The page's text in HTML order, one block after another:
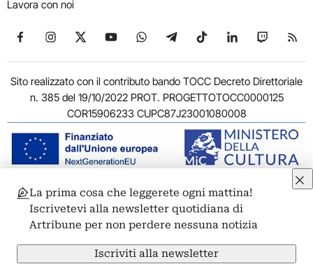
Lavora con noi
Seguici su Facebook
Seguici su Instagram
Seguici su X
Seguici su YouTube
Seguici su WhatsApp
Seguici su Telegram
Seguici su TikTok
Seguici su
Seguici
Sito realizzato con il contributo bando TOCC Decreto Direttoriale
n. 385 del 19/10/2022 PROT. PROGETTOTOCC0000125
COR15906233 CUPC87J23001080008
© 2011-2026 ARTRIBUNE srl – Corso Vittorio Emanuele II, 287 –
00186 Roma - P.I. 11381581005
Privacy: Responsabile della protezione dei dati personali
ARTRIBUNE srl – Corso Vittorio Emanuele II, 287 – 00186 Roma
Termini e condizioniPrivacy PolicyCookie PolicyCredits
La prima cosa che leggerete ogni mattina!
Iscrivetevi alla newsletter quotidiana di
Artribune per non perdere nessuna notizia
Iscriviti alla newsletter